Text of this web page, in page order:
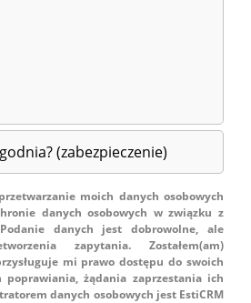
moich danych osobowych
danych osobowych w związku z
Podanie danych jest dobrowolne, ale
zapytania. Zostałem(am)
mi prawo dostępu do swoich
żądania zaprzestania ich
danych osobowych jest EstiCRM